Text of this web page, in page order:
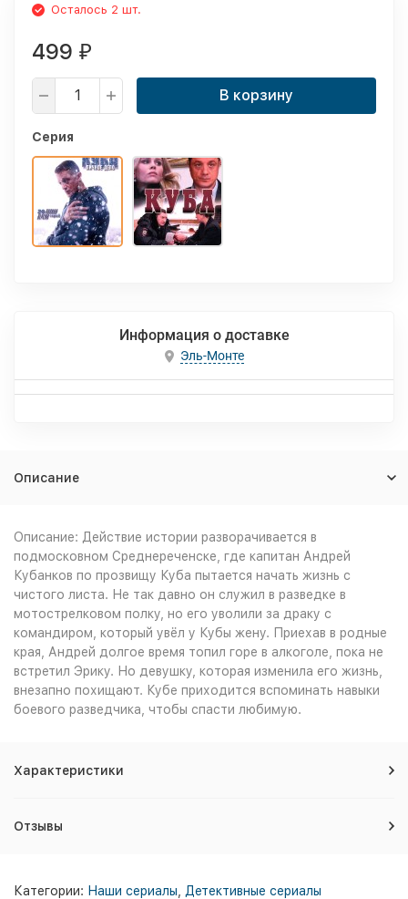
Осталось 2 шт.
499 ₽
В корзину
Серия
Информация о доставке
Эль-Монте
Описание
Описание: Действие истории разворачивается в
подмосковном Среднереченске, где капитан Андрей
Кубанков по прозвищу Куба пытается начать жизнь с
чистого листа. Не так давно он служил в разведке в
мотострелковом полку, но его уволили за драку с
командиром, который увёл у Кубы жену. Приехав в родные
края, Андрей долгое время топил горе в алкоголе, пока не
встретил Эрику. Но девушку, которая изменила его жизнь,
внезапно похищают. Кубе приходится вспоминать навыки
боевого разведчика, чтобы спасти любимую.
Характеристики
Отзывы
Категории: Наши сериалы Детективные сериалы